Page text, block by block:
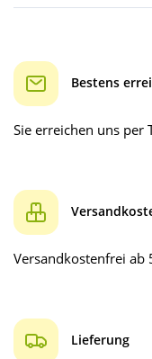
Bestens
Sie erreichen uns per
Versandkostenfrei ab
Lieferung